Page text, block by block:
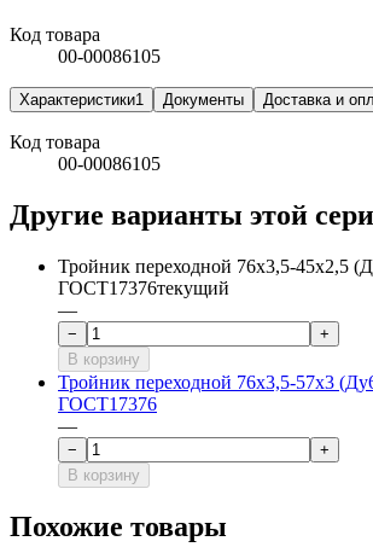
Код товара
00-00086105
Характеристики1 Документы Доставка и
Код товара
00-00086105
Другие варианты этой
Тройник переходной 76х3,5-45х2,5
ГОСТ17376текущий
—
−
+
В корзину
Тройник переходной 76х3,5-57х3
ГОСТ17376
—
−
+
В корзину
Похожие товары